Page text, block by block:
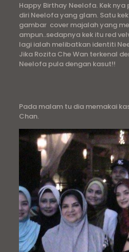
Happy Birthay Neelofa. Kek
diri Neelofa yang glam. Satu
gambar cover majalah yang
ampun..sedapnya kek itu red
lagi ialah melibatkan identiti
Jika Rozita Che Wan terkenal
Neelofa pula dengan kasut!!
Pada malam tu dia memakai
Chan.